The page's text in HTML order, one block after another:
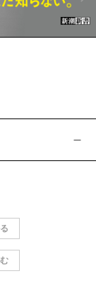
Ne
xt